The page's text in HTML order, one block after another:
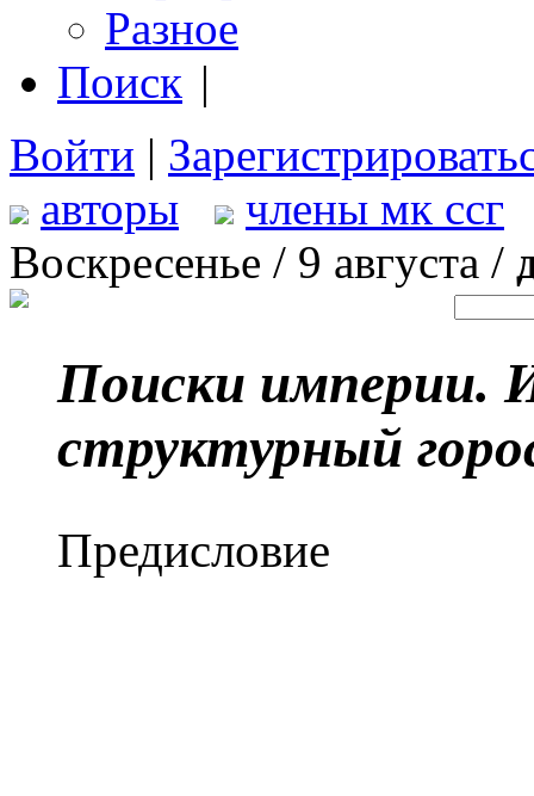
Разное
Поиск |
Войти |
авторы
члены мк ссг
Воскресенье / 9 августа /
Поиски империи.
структурный
Предисловие